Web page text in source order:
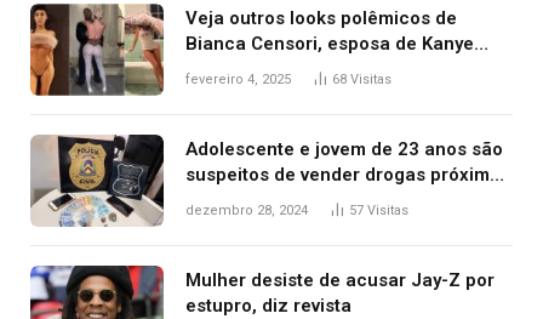
Veja outros looks polêmicos de
Bianca Censori, esposa de Kanye
West que apareceu nua no Grammy
fevereiro 4, 2025 68 Visitas
Adolescente e jovem de 23 anos são
suspeitos de vender drogas próximo
de delegacia e escola, diz polícia
dezembro 28, 2024 57 Visitas
Mulher desiste de acusar Jay-Z por
estupro, diz revista